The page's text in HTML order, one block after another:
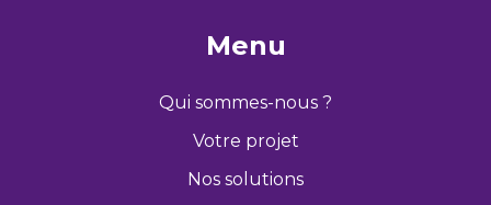
Menu
Qui sommes-nous ?
Votre projet
Nos solutions